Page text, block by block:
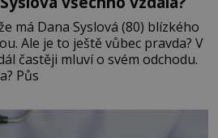
má Dana Syslová (80) blízkého
Ale je to ještě vůbec pravda? V
častěji mluví o svém odchodu.
Půs